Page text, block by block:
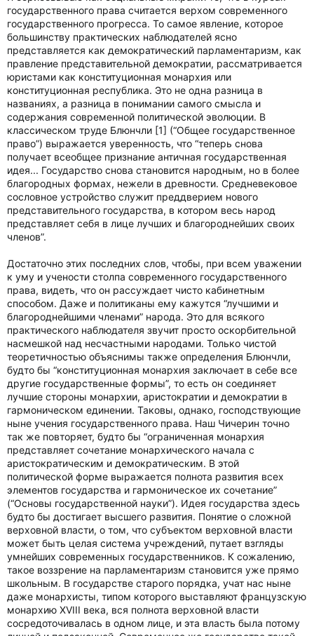
государственного права считается верхом современного
государственного прогресса. То самое явление, которое
большинству практических наблюдателей ясно
представляется как демократический парламентаризм, как
правление представительной демократии, рассматривается
юристами как конституционная монархия или
конституционная республика. Это не одна разница в
названиях, а разница в понимании самого смысла и
содержания современной политической эволюции. В
классическом труде Блюнчли [1] (“Общее государственное
право”) выражается уверенность, что “теперь снова
получает всеобщее признание античная государственная
идея... Государство снова становится народным, но в более
благородных формах, нежели в древности. Средневековое
сословное устройство служит преддверием нового
представительного государства, в котором весь народ
представляет себя в лице лучших и благороднейших своих
членов”.
Достаточно этих последних слов, чтобы, при всем уважении
к уму и учености столпа современного государственного
права, видеть, что он рассуждает чисто кабинетным
способом. Даже и политиканы ему кажутся “лучшими и
благороднейшими членами” народа. Это для всякого
практического наблюдателя звучит просто оскорбительной
насмешкой над несчастными народами. Только чистой
теоретичностью объяснимы также определения Блюнчли,
будто бы “конституционная монархия заключает в себе все
другие государственные формы”, то есть он соединяет
лучшие стороны монархии, аристократии и демократии в
гармоническом единении. Таковы, однако, господствующие
ныне учения государственного права. Наш Чичерин точно
так же повторяет, будто бы “ограниченная монархия
представляет сочетание монархического начала с
аристократическим и демократическим. В этой
политической форме выражается полнота развития всех
элементов государства и гармоническое их сочетание”
(“Основы государственной науки”). Идея государства здесь
будто бы достигает высшего развития. Понятие о сложной
верховной власти, о том, что субъектом верховной власти
может быть целая система учреждений, путает взгляды
умнейших современных государственников. К сожалению,
такое воззрение на парламентаризм становится уже прямо
школьным. В государстве старого порядка, учат нас ныне
даже монархисты, типом которого выставляют французскую
монархию XVIII века, вся полнота верховной власти
сосредоточивалась в одном лице, и эта власть была потому